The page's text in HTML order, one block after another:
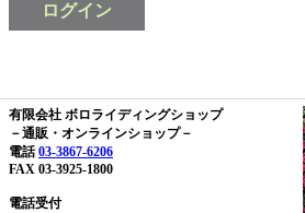
ログイン
有限会社 ボロライディングショップ
－通販・オンラインショップ－
電話03-3867-6206
FAX 03-3925-1800
電話受付